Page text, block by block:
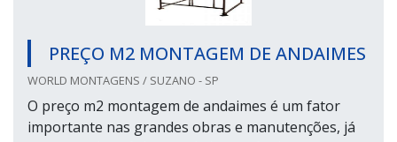
PREÇO M2 MONTAGEM DE ANDAIMES
WORLD MONTAGENS / SUZANO - SP
O preço m2 montagem de andaimes é um fator
importante nas grandes obras e manutenções, já